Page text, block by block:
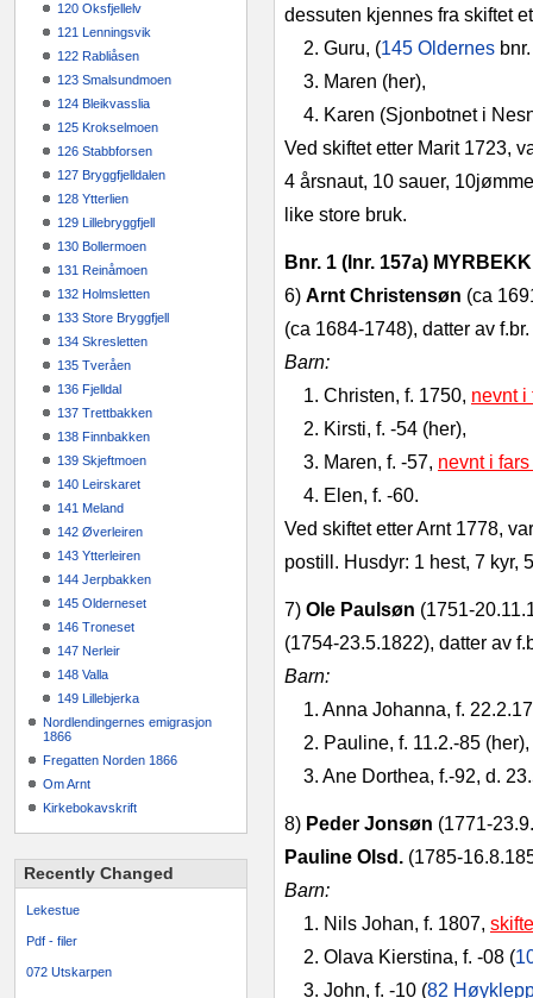
120 Oksfjellelv
121 Lenningsvik
122 Rabliåsen
123 Smalsundmoen
124 Bleikvasslia
125 Krokselmoen
126 Stabbforsen
127 Bryggfjelldalen
128 Ytterlien
129 Lillebryggfjell
130 Bollermoen
131 Reinåmoen
132 Holmsletten
133 Store Bryggfjell
134 Skresletten
135 Tveråen
136 Fjelldal
137 Trettbakken
138 Finnbakken
139 Skjeftmoen
140 Leirskaret
141 Meland
142 Øverleiren
143 Ytterleiren
144 Jerpbakken
145 Olderneset
146 Troneset
147 Nerleir
148 Valla
149 Lillebjerka
Nordlendingernes emigrasjon
1866
Fregatten Norden 1866
Om Arnt
Kirkebokavskrift
Recently Changed
Lekestue
Pdf - filer
072 Utskarpen
dessuten kjennes fra skiftet
2. Guru, (145 Oldernes
3. Maren (her),
4. Karen (Sjonbotnet i
Ved skiftet etter Marit 1723,
4 årsnaut, 10 sauer,
like store bruk.
Bnr. 1 (lnr. 157a)
6) Arnt Christensøn (ca
(ca 1684‑1748), datter av
Barn:
1. Christen, f. 1750, nevnt i
2. Kirsti, f. ‑54 (her),
3. Maren, f. ‑57, nevnt i
4. Elen, f. ‑60.
Ved skiftet etter Arnt 1778,
postill. Husdyr: 1 hest, 7 kyr,
7) Ole Paulsøn
(1754­-23.5.1822), datter av
Barn:
1. Anna Johanna, f.
2. Pauline, f. 11.2.‑85 (her),
3. Ane Dorthea, f.‑92, d.
8) Peder Jonsøn
Pauline Olsd.
Barn:
1. Nils Johan, f. 1807,
2. Olava Kierstina, f. ‑08 (
3. John, f. ‑10 (82